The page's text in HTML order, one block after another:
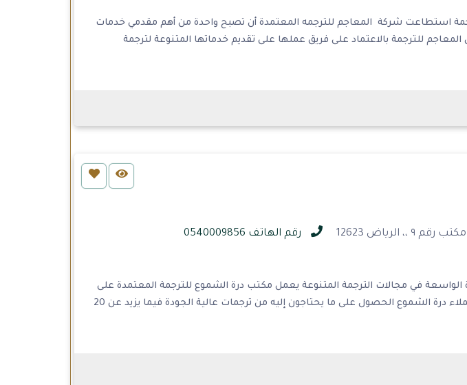
استطاعت شركة المعاجم للترجمه المعتمدة أن تصبح واحدة من أهم مقدمي خدمات
للترجمة بالاعتماد على فريق عملها على تقديم خدماتها المتنوعة لترجمة
الرياض 12623 رقم الهاتف 0540009856
الواسعة في مجالات الترجمة المتنوعة يعمل مكتب درة الشموع للترجمة المعتمدة على
تقديم باقة متكاملة من خدمات الترجمة لعملائه. مما يوفر لعملاء درة الشموع الحصول على ما يحتاجون إليه من ترجمات عالية الجودة فيما يزيد عن 20